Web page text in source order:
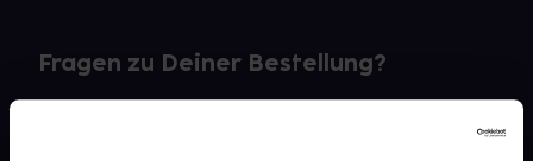
Fragen zu Deiner Bestellung?